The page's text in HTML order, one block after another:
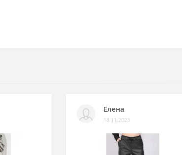
Елена
18.11.2023